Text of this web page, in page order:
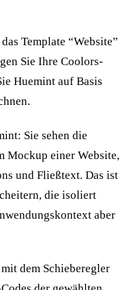
Template “Website”
Sie Ihre Coolors-
Huemint auf Basis
Sie sehen die
Mockup einer Website,
und Fließtext. Das ist
die isoliert
aber
dem Schieberegler